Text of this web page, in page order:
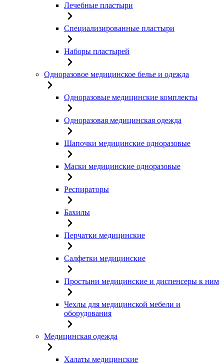
Лечебные пластыри
Специализированные пластыри
Наборы пластырей
Одноразовое медицинское белье и одежда
Одноразовые медицинские комплекты
Одноразовая медицинская одежда
Шапочки медицинские одноразовые
Маски медицинские одноразовые
Респираторы
Бахилы
Перчатки медицинские
Салфетки медицинские
Простыни медицинские и диспенсеры к ним
Чехлы для медицинской мебели и
оборудования
Медицинская одежда
Халаты медицинские